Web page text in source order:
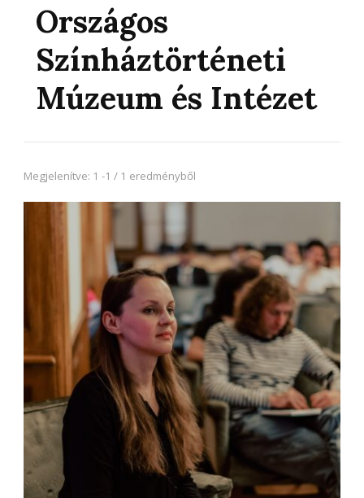
Országos
Színháztörténeti
Múzeum és Intézet
Megjelenítve: 1 -1 / 1 eredményből